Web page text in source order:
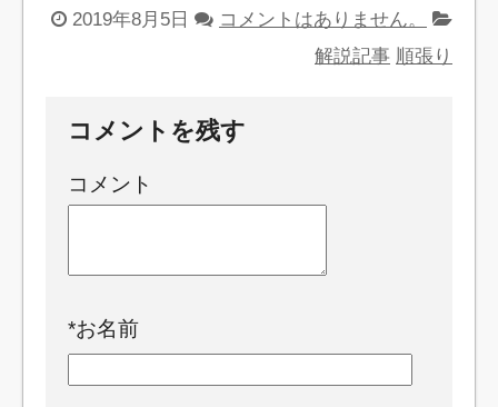
2019年8月5日
コメントはありません。
解説記事 順張り
コメントを残す
コメント
*お名前